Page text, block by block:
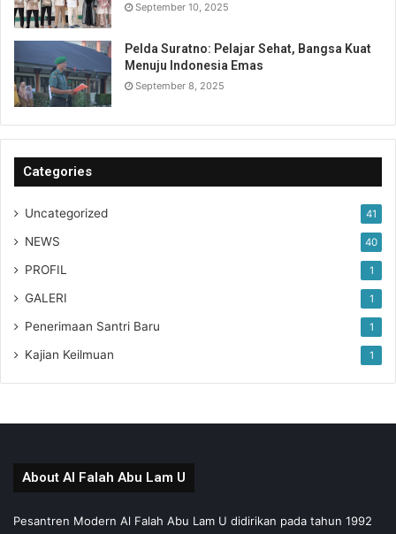
September 10, 2025
Pelda Suratno: Pelajar Sehat, Bangsa Kuat
Menuju Indonesia Emas
September 8, 2025
Categories
Uncategorized 41
NEWS 40
PROFIL 1
GALERI 1
Penerimaan Santri Baru 1
Kajian Keilmuan 1
About Al Falah Abu Lam U
Pesantren Modern Al Falah Abu Lam U didirikan pada tahun 1992